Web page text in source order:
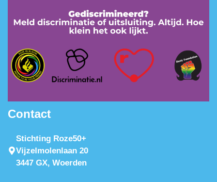
Contact
Stichting Roze50+
Vijzelmolenlaan 20
3447 GX, Woerden